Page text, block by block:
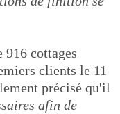
916 cottages
clients le 11
précisé qu'il
afin de